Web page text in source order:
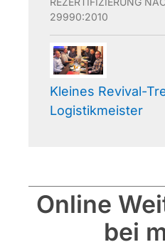
29990:2010
Kleines Revival-
Logistikmeister
Online
bei